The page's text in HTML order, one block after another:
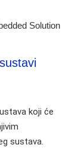
koji će
sustava.